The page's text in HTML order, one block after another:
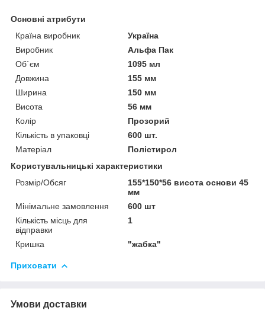
Основні атрибути
Країна виробник
Україна
Виробник
Альфа Пак
Об`єм
1095 мл
Довжина
155 мм
Ширина
150 мм
Висота
56 мм
Колір
Прозорий
Кількість в упаковці
600 шт.
Матеріал
Полістирол
Користувальницькі характеристики
Розмір/Обсяг
155*150*56 висота основи 45
мм
Мінімальне замовлення
600 шт
Кількість місць для
відправки
1
Кришка "жабка"
Приховати
Умови доставки